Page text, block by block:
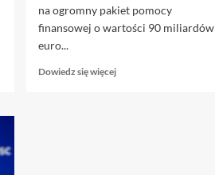
na ogromny pakiet pomocy
finansowej o wartości 90 miliardów
euro...
Dowiedz się więcejDowiedz